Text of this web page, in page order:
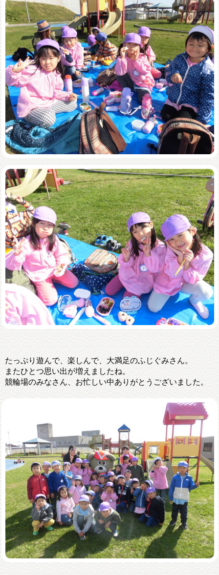
たっぷり遊んで、楽しんで、大満足のふじぐみさん。
またひとつ思い出が増えましたね。
競輪場のみなさん、お忙しい中ありがとうございました。